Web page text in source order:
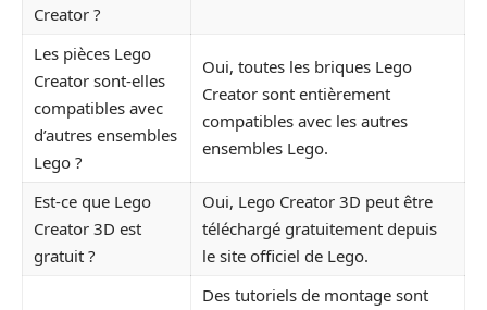
Creator ?
Les pièces Lego
Creator sont-elles
compatibles avec
d’autres ensembles
Lego ?
Oui, toutes les briques Lego
Creator sont entièrement
compatibles avec les autres
ensembles Lego.
Est-ce que Lego
Creator 3D est
gratuit ?
Oui, Lego Creator 3D peut être
téléchargé gratuitement depuis
le site officiel de Lego.
Des tutoriels de montage sont